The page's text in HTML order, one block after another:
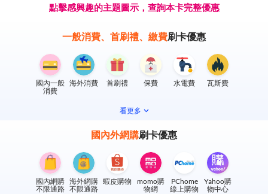
點擊感興趣的主題圖示，查詢本卡完整優惠
一般消費、首刷禮、繳費刷卡優惠
國內一般
消費
海外消費 首刷禮 保費 水電費 瓦斯費
看更多
國內外網購刷卡優惠
國內網購
不限通路
海外網購
不限通路
蝦皮購物
momo購
物網
PChome
線上購物
Yahoo購
物中心